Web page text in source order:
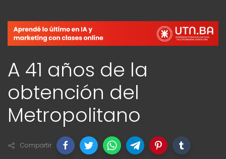
A 41 años de la
obtención del
Metropolitano
Compartir